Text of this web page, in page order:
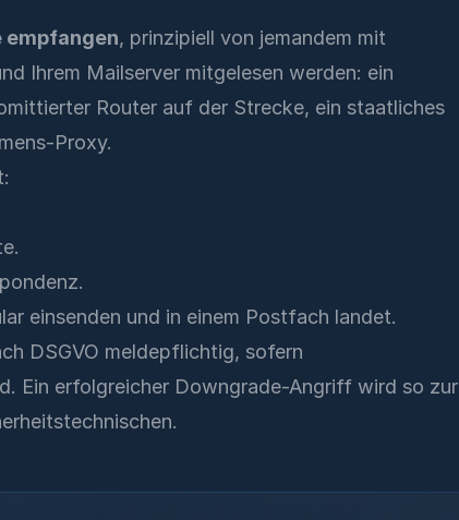
empfangen, prinzipiell von jemandem mit
Ihrem Mailserver mitgelesen werden: ein
Router auf der Strecke, ein staatliches
Proxy.
einsenden und in einem Postfach landet.
DSGVO meldepflichtig, sofern
Ein erfolgreicher Downgrade-Angriff wird so zur